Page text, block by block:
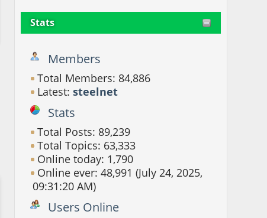
Stats
Members
Total Members: 84,886
Latest:steelnet
Stats
Total Posts: 89,239
Total Topics: 63,333
Online today: 1,790
Online ever: 48,991 (July 24, 2025,
09:31:20 AM)
Users Online